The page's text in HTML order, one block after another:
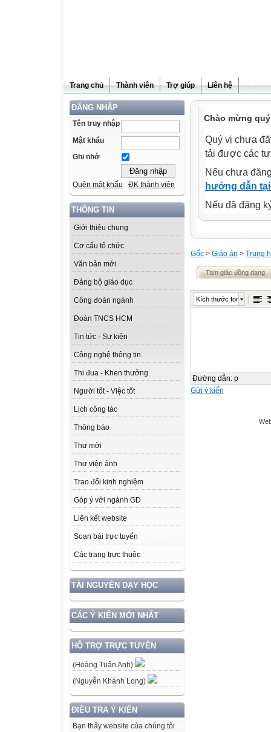
Trang chủ Thành viên Trợ giúp Liên hệ
ĐĂNG NHẬP
Tên truy nhập
Mật khẩu
Ghi nhớ
Quên mật khẩu ĐK thành viên
THÔNG TIN
Giới thiệu chung
Cơ cấu tổ chức
Văn bản mới
Đảng bộ giáo dục
Công đoàn ngành
Đoàn TNCS HCM
Tin tức - Sự kiện
Công nghệ thông tin
Thi đua - Khen thưởng
Người tốt - Việc tốt
Lịch công tác
Thông báo
Thư mời
Thư viện ảnh
Trao đổi kinh nghiệm
Góp ý với ngành GD
Liên kết website
Soạn bài trực tuyến
Các trang trực thuộc
TÀI NGUYÊN DẠY HỌC
CÁC Ý KIẾN MỚI NHẤT
HỖ TRỢ TRỰC TUYẾN
(Hoàng Tuấn Anh)
(Nguyễn Khánh Long)
ĐIỀU TRA Ý KIẾN
Bạn thấy website của chúng tôi
Chào mừng
Quý vị chưa
tải được các
Nếu chưa
hướng dẫn
Nếu đã đăng
Gốc > Giáo án > Trung
Tam giác đồng dạng
Kích thước font
Đường dẫn: p
Gửi ý kiến